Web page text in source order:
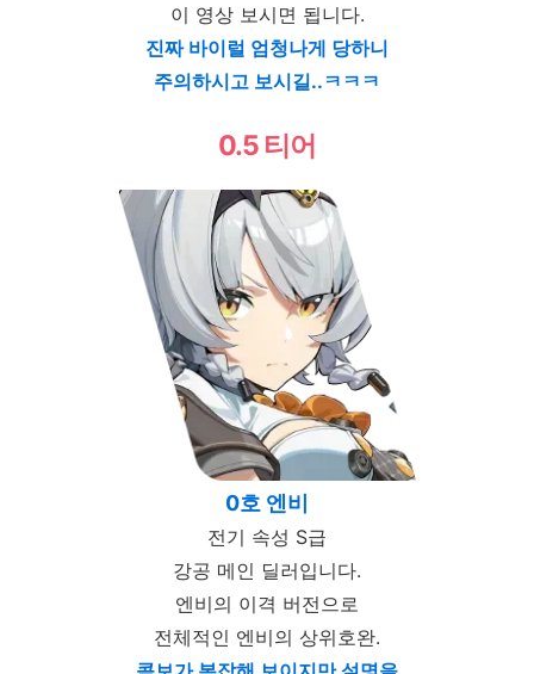
이 영상 보시면 됩니다.
진짜 바이럴 엄청나게 당하니
주의하시고 보시길..ㅋㅋㅋ
0.5 티어
0호 엔비
전기 속성 S급
강공 메인 딜러입니다.
엔비의 이격 버전으로
전체적인 엔비의 상위호완.